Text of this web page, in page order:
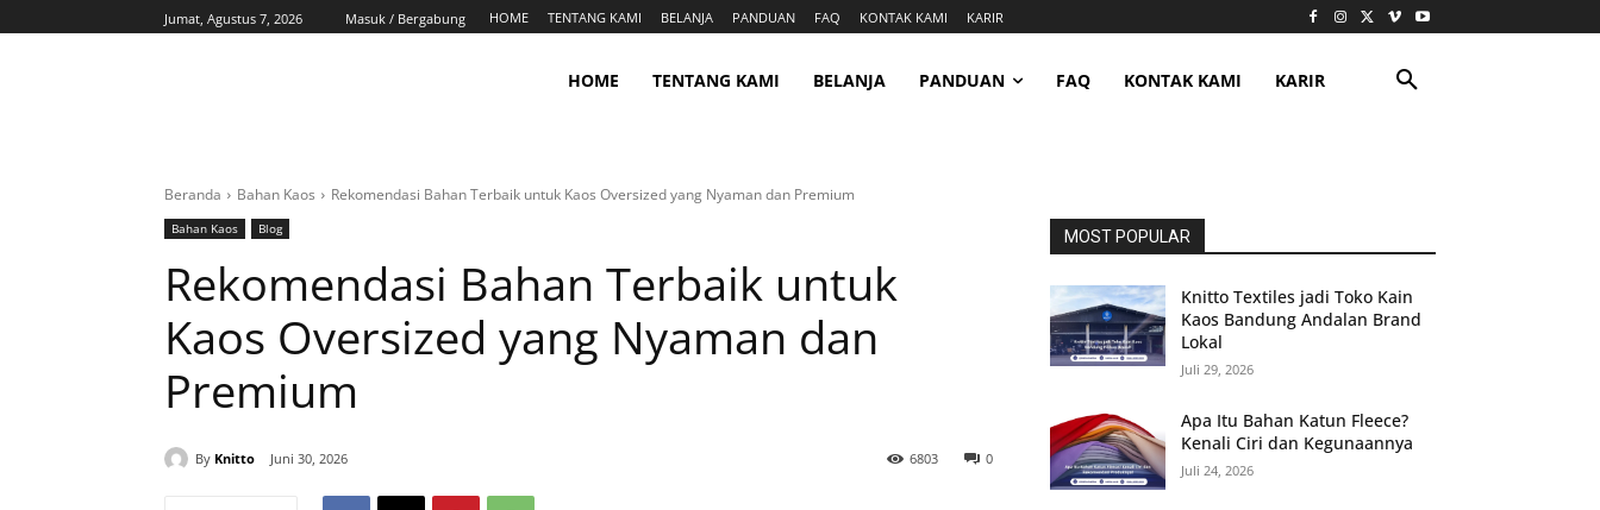
Jumat, Agustus 7, 2026 Masuk / Bergabung HOME TENTANG KAMI BELANJA PANDUAN FAQ KONTAK KAMI KARIR
HOME TENTANG KAMI BELANJA PANDUAN FAQ KONTAK KAMI KARIR
Beranda Bahan Kaos Rekomendasi Bahan Terbaik untuk Kaos Oversized yang Nyaman dan Premium
Bahan Kaos Blog
Rekomendasi Bahan Terbaik untuk
Kaos Oversized yang Nyaman dan
Premium
By Knitto Juni 30, 2026 0
6803
MOST POPULAR
Knitto Textiles jadi Toko Kain
Kaos Bandung Andalan Brand
Lokal
Juli 29, 2026
Apa Itu Bahan Katun Fleece?
Kenali Ciri dan Kegunaannya
Juli 24, 2026